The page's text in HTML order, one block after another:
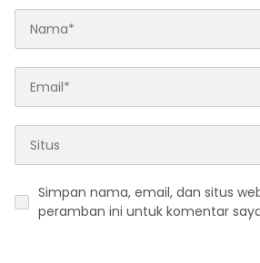
Simpan nama, email, dan situs
peramban ini untuk komentar